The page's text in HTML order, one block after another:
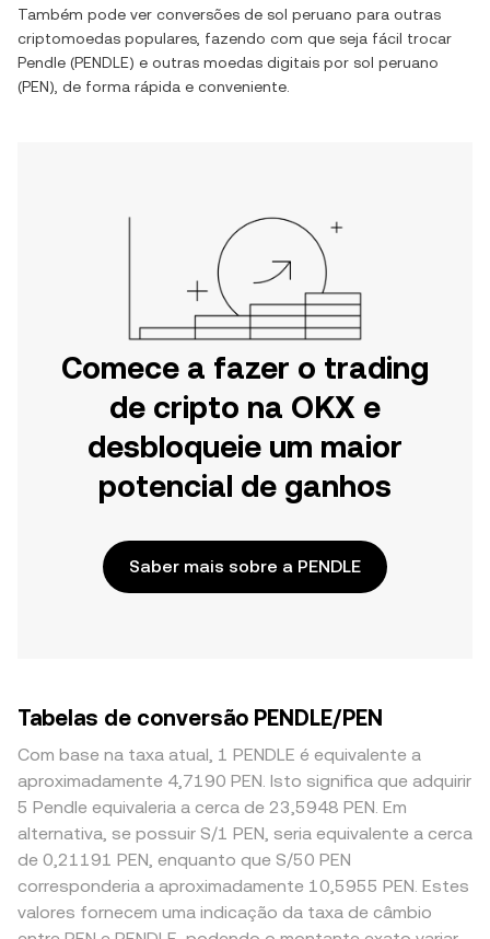
Também pode ver conversões de sol peruano para outras
criptomoedas populares, fazendo com que seja fácil trocar
Pendle (PENDLE) e outras moedas digitais por sol peruano
(PEN), de forma rápida e conveniente.
Comece a fazer o trading
de cripto na OKX e
desbloqueie um maior
potencial de ganhos
Saber mais sobre a PENDLE
Tabelas de conversão PENDLE/PEN
Com base na taxa atual, 1 PENDLE é equivalente a
aproximadamente 4,7190 PEN. Isto significa que adquirir
5 Pendle equivaleria a cerca de 23,5948 PEN. Em
alternativa, se possuir S/1 PEN, seria equivalente a cerca
de 0,21191 PEN, enquanto que S/50 PEN
corresponderia a aproximadamente 10,5955 PEN. Estes
valores fornecem uma indicação da taxa de câmbio